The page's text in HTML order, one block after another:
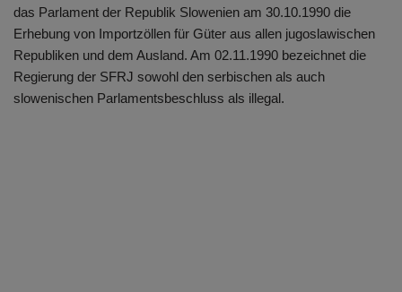
das Parlament der Republik Slowenien am 30.10.1990 die
Erhebung von Importzöllen für Güter aus allen jugoslawischen
Republiken und dem Ausland. Am 02.11.1990 bezeichnet die
Regierung der SFRJ sowohl den serbischen als auch
slowenischen Parlamentsbeschluss als illegal.